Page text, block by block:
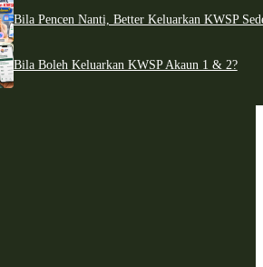
Bila Pencen Nanti, Better Keluarkan KWSP
Bila Boleh Keluarkan KWSP Akaun 1 & 2?